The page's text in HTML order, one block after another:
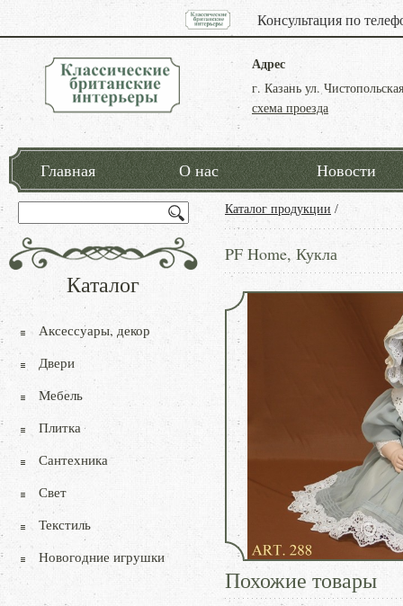
Консультация по
Адрес
г. Казань ул.
схема проезда
Главная О нас Новости
Каталог продукции /
PF Home, Кукла
Похожие товары
Каталог
Аксессуары, декор
Двери
Мебель
Плитка
Сантехника
Свет
Текстиль
Новогодние игрушки